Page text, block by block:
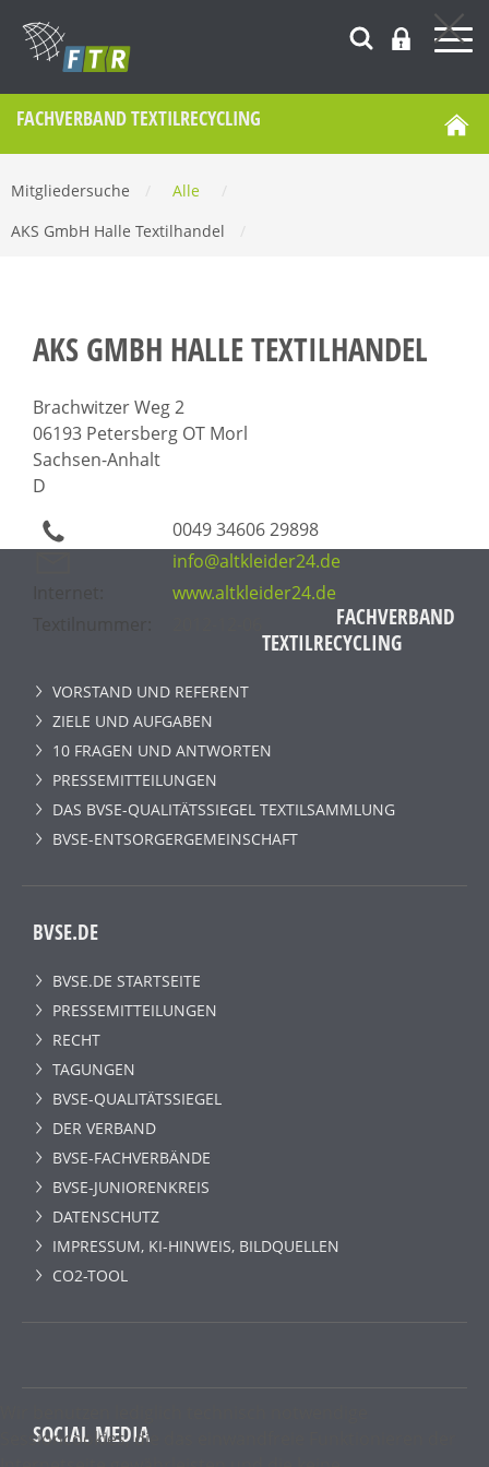
FACHVERBAND TEXTILRECYCLING
Mitgliedersuche Alle
AKS GmbH Halle Textilhandel
AKS GMBH HALLE TEXTILHANDEL
Brachwitzer Weg 2
06193 Petersberg OT Morl
Sachsen-Anhalt
D
0049 34606 29898
info@altkleider24.de
www.altkleider24.de
FACHVERBAND
TEXTILRECYCLING
VORSTAND UND REFERENT
ZIELE UND AUFGABEN
10 FRAGEN UND ANTWORTEN
PRESSEMITTEILUNGEN
DAS BVSE-QUALITÄTSSIEGEL TEXTILSAMMLUNG
BVSE-ENTSORGERGEMEINSCHAFT
BVSE.DE
BVSE.DE STARTSEITE
PRESSEMITTEILUNGEN
RECHT
TAGUNGEN
BVSE-QUALITÄTSSIEGEL
DER VERBAND
BVSE-FACHVERBÄNDE
BVSE-JUNIORENKREIS
DATENSCHUTZ
IMPRESSUM, KI-HINWEIS, BILDQUELLEN
CO2-TOOL
SOCIAL MEDIA
Sessioncookies, die das einwandfreie Funktionieren der